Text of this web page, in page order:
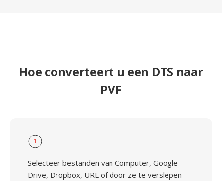
Hoe converteert u een DTS naar
PVF
1
Selecteer bestanden van Computer, Google
Drive, Dropbox, URL of door ze te verslepen